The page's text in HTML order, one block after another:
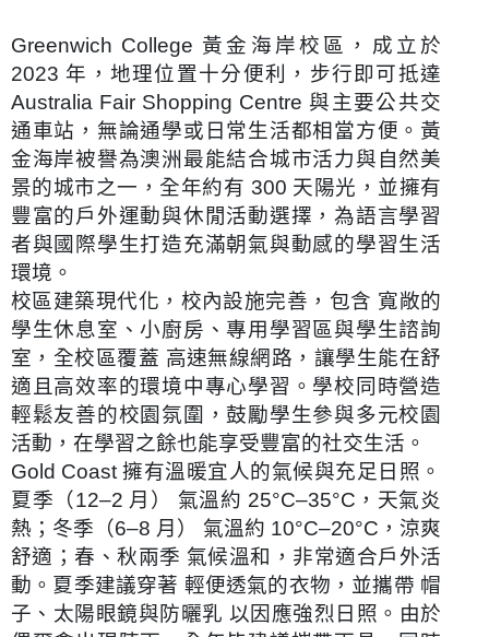
Greenwich College 黃金海岸校區，成立於
2023 年，地理位置十分便利，步行即可抵達
Australia Fair Shopping Centre 與主要公共交
通車站，無論通學或日常生活都相當方便。黃
金海岸被譽為澳洲最能結合城市活力與自然美
景的城市之一，全年約有 300 天陽光，並擁有
豐富的戶外運動與休閒活動選擇，為語言學習
者與國際學生打造充滿朝氣與動感的學習生活
環境。
校區建築現代化，校內設施完善，包含 寬敞的
學生休息室、小廚房、專用學習區與學生諮詢
室，全校區覆蓋 高速無線網路，讓學生能在舒
適且高效率的環境中專心學習。學校同時營造
輕鬆友善的校園氛圍，鼓勵學生參與多元校園
活動，在學習之餘也能享受豐富的社交生活。
Gold Coast 擁有溫暖宜人的氣候與充足日照。
夏季（12–2 月） 氣溫約 25°C–35°C，天氣炎
熱；冬季（6–8 月） 氣溫約 10°C–20°C，涼爽
舒適；春、秋兩季 氣候溫和，非常適合戶外活
動。夏季建議穿著 輕便透氣的衣物，並攜帶 帽
子、太陽眼鏡與防曬乳 以因應強烈日照。由於